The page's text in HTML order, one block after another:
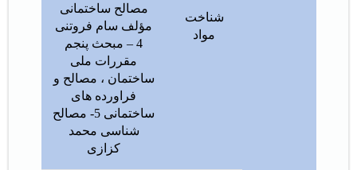
شناخت
مواد
مصالح ساختمانی
مؤلف سام فروتنی
4 – مبحث پنجم
مقررات ملی
ساختمان ، مصالح و
فراورده های
ساختمانی 5- مصالح
شناسی محمد
کزازی